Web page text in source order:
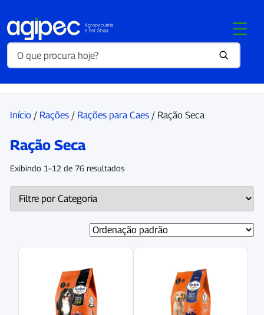
Início / Rações / Rações para Caes / Ração Seca
Ração Seca
Exibindo 1–12 de 76 resultados